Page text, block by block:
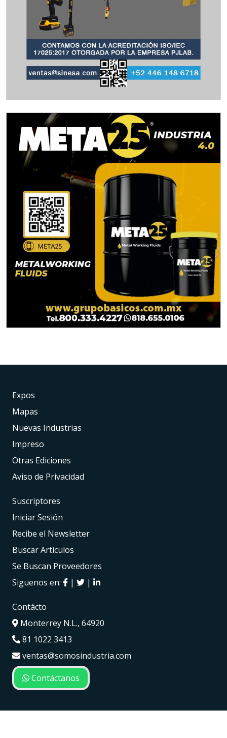
Expos
Mapas
Nuevas Industrias
Impreso
Otras Ediciones
Aviso de Privacidad
Suscriptores
Iniciar Sesión
Recibe el Newsletter
Buscar Artículos
Se Buscan Proveedores
Siguenos en:
| |
Contácto
Monterrey N.L., 64920
81 1022 3413
ventas@somosindustria.com
Contáctanos